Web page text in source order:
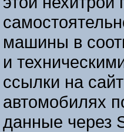
машины в
и
ссылки на
автомобилях
данные через